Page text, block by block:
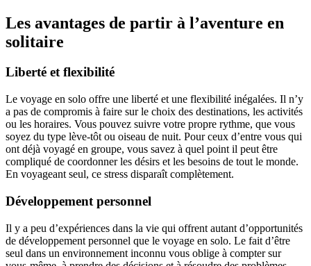
Les avantages de partir à l’aventure en
solitaire
Liberté et flexibilité
Le voyage en solo offre une liberté et une flexibilité inégalées. Il n’y
a pas de compromis à faire sur le choix des destinations, les activités
ou les horaires. Vous pouvez suivre votre propre rythme, que vous
soyez du type lève-tôt ou oiseau de nuit. Pour ceux d’entre vous qui
ont déjà voyagé en groupe, vous savez à quel point il peut être
compliqué de coordonner les désirs et les besoins de tout le monde.
En voyageant seul, ce stress disparaît complètement.
Développement personnel
Il y a peu d’expériences dans la vie qui offrent autant d’opportunités
de développement personnel que le voyage en solo. Le fait d’être
seul dans un environnement inconnu vous oblige à compter sur